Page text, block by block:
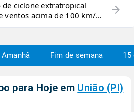
de ciclone extratropical
ventos acima de 100 km/h
arrow_forward
Amanhã Fim de semana 15
para Hoje em União (PI)